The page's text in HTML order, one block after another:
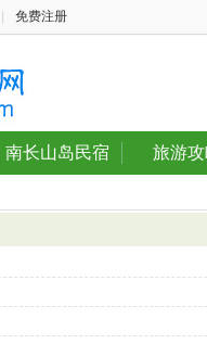
免费注册
南长山岛民宿 旅游